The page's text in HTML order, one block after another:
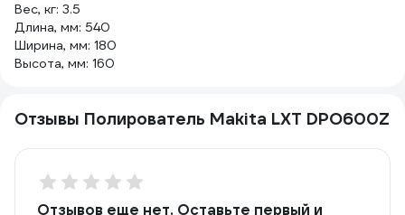
Вес, кг: 3.5
Длина, мм: 540
Ширина, мм: 180
Высота, мм: 160
Отзывы Полирователь Makita LXT DPO600Z
Отзывов еще нет. Оставьте первый и